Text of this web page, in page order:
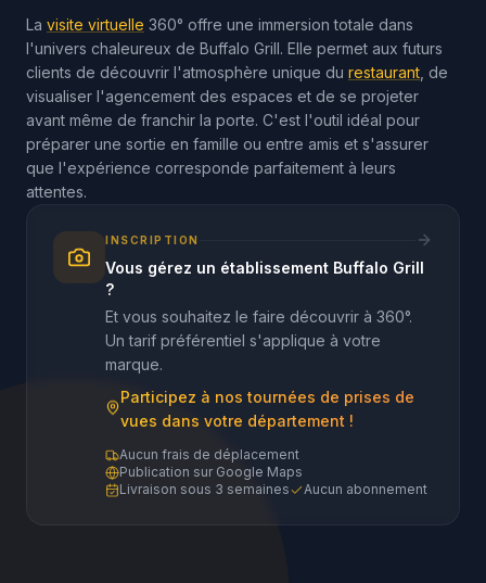
La visite virtuelle 360° offre une immersion totale dans
l'univers chaleureux de Buffalo Grill. Elle permet aux futurs
clients de découvrir l'atmosphère unique du restaurant , de
visualiser l'agencement des espaces et de se projeter
avant même de franchir la porte. C'est l'outil idéal pour
préparer une sortie en famille ou entre amis et s'assurer
que l'expérience corresponde parfaitement à leurs
attentes.
INSCRIPTION
Vous gérez un établissement Buffalo Grill
?
Et vous souhaitez le faire découvrir à 360°.
Un tarif préférentiel s'applique à votre
marque.
Participez à nos tournées de prises de
vues dans votre département !
Aucun frais de déplacement
Publication sur Google Maps
Livraison sous 3 semaines
Aucun abonnement